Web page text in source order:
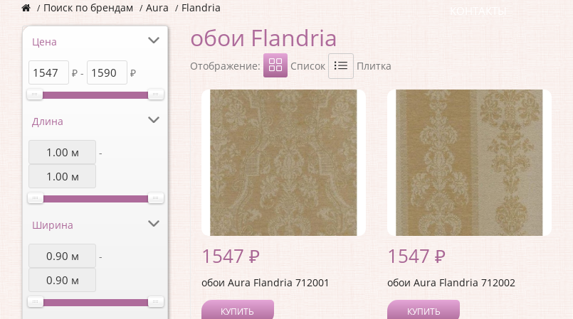
КОНТАКТЫ
Поиск по брендам Aura Flandria
Цена
₽ - ₽
Длина
-
Ширина
-
обои Flandria
Отображение: Список Плитка
1547 ₽
обои Aura Flandria 712001
КУПИТЬ
1547 ₽
обои Aura Flandria 712002
КУПИТЬ